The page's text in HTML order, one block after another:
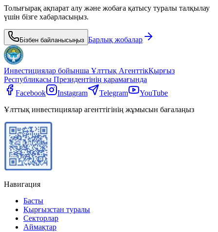
Толығырақ ақпарат алу және жобаға қатысу туралы талқылау
үшін бізге хабарласыңыз.
Бізбен байланысыңыз Барлық жобалар
Инвестициялар бойынша Ұлттық АгенттікҚырғыз
Республикасы Президентінің қарамағында
Facebook
Instagram Telegram
YouTube
Ұлттық инвестициялар агенттігінің жұмысын бағалаңыз
Навигация
Басты
Қырғызстан туралы
Секторлар
Аймақтар